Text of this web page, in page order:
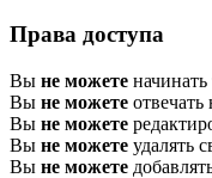
Права доступа
Вы не можете
Вы не можете
Вы не можете
Вы не можете удалять
Вы не можете